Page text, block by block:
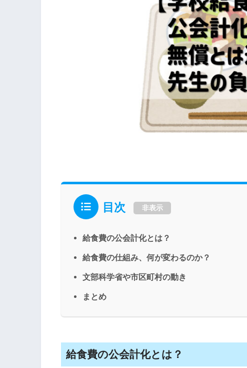
目次 非表示
給食費の公会計化とは？
給食費の仕組み、何が変わるのか？
文部科学省や市区町村の動き
まとめ
給食費の公会計化とは？